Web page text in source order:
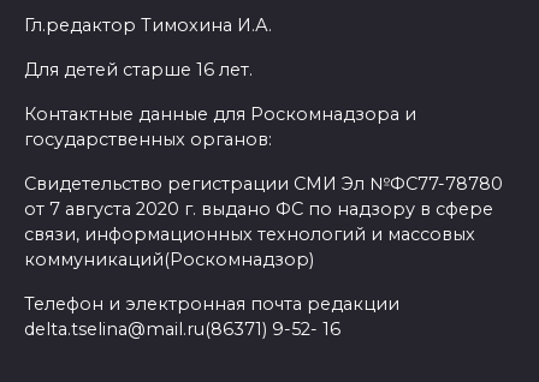
Гл.редактор Тимохина И.А.
Для детей старше 16 лет.
Контактные данные для Роскомнадзора и
государственных органов:
Свидетельство регистрации СМИ Эл №ФС77-78780
от 7 августа 2020 г. выдано ФС по надзору в сфере
связи, информационных технологий и массовых
коммуникаций(Роскомнадзор)
Телефон и электронная почта редакции
delta.tselina@mail.ru(86371) 9-52- 16